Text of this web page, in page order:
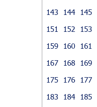
143
144 145
151
152 153
159
160 161
167
168 169
175
176 177
183
184 185